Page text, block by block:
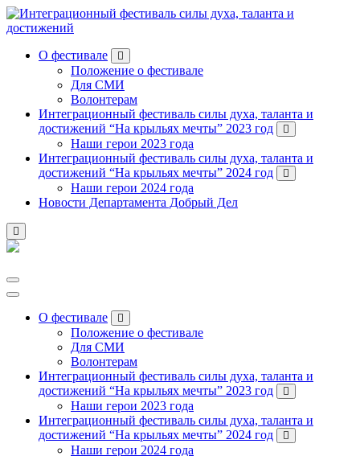
Перейти
к
О фестивале
Положение о фестивале
Для СМИ
Волонтерам
Интеграционный фестиваль силы духа, таланта и
достижений “На крыльях мечты” 2023 год
Наши герои 2023 года
Интеграционный фестиваль силы духа, таланта и
достижений “На крыльях мечты” 2024 год
Наши герои 2024 года
Новости Департамента Добрый Дел
О фестивале
Положение о фестивале
Для СМИ
Волонтерам
Интеграционный фестиваль силы духа, таланта и
достижений “На крыльях мечты” 2023 год
Наши герои 2023 года
Интеграционный фестиваль силы духа, таланта и
достижений “На крыльях мечты” 2024 год
Наши герои 2024 года